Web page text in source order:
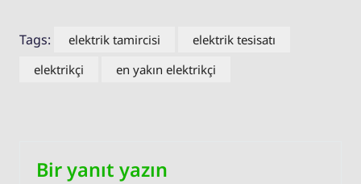
Tags: elektrik tamircisi
elektrik tesisatı
elektrikçi
en yakın elektrikçi
Bir yanıt yazın